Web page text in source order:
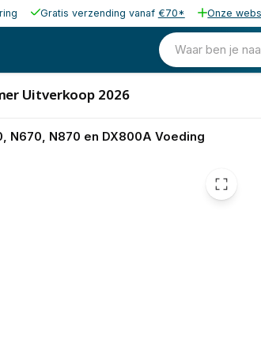
Gratis verzending vanaf €70* Onze
Waar ben je
Uitverkoop 2026
N670, N870 en DX800A Voeding
17,88
21,63